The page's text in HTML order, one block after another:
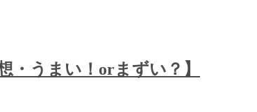
・うまい！orまずい？】